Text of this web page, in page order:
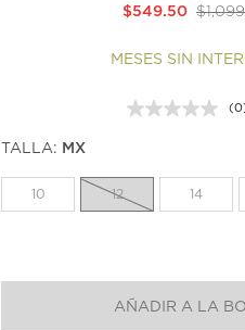
$549.50
MESES SIN
TALLA: MX
10 12 14
AÑADIR A LA